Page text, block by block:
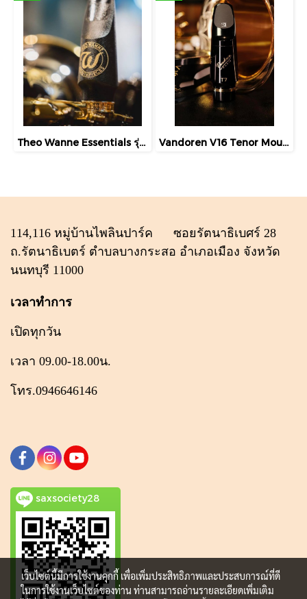
Theo Wanne Essentials รุ่น Contemporary Alto Mouthpiece Vandoren V16 Tenor Mouthpiece
114,116 หมู่บ้านไพลินปาร์ค ซอยรัตนาธิเบศร์ 28
ถ.รัตนาธิเบตร์ ตำบลบางกระสอ อำเภอเมือง จังหวัด
นนทบุรี 11000
เวลาทำการ
เปิดทุกวัน
เวลา 09.00-18.00น.
โทร.0946646146
saxsociety28
เว็บไซต์นี้มีการใช้งานคุกกี้ เพื่อเพิ่มประสิทธิภาพและประสบการณ์ที่ดี
ในการใช้งานเว็บไซต์ของท่าน ท่านสามารถอ่านรายละเอียดเพิ่มเติม